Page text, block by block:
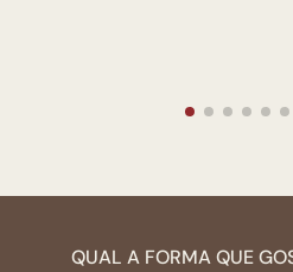
QUAL A FORMA QUE